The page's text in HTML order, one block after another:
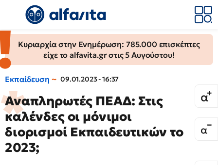
Κυριαρχία στην Ενημέρωση: 785.000 επισκέπτες
είχε το alfavita.gr στις 5 Αυγούστου!
Εκπαίδευση 09.01.2023 - 16:37
Αναπληρωτές ΠΕΑΔ: Στις
καλένδες οι μόνιμοι
διορισμοί Εκπαιδευτικών το
2023;